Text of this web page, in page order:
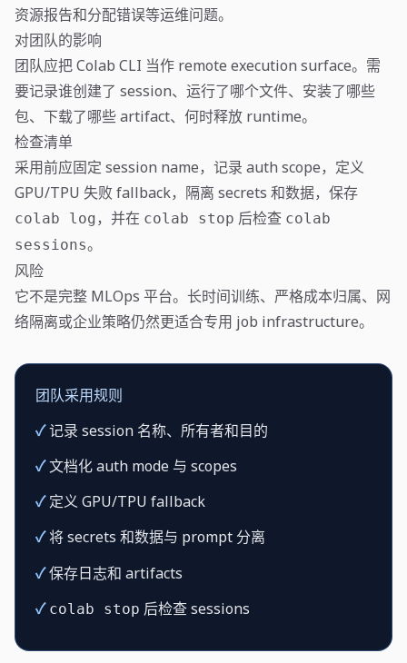
资源报告和分配错误等运维问题。
对团队的影响
团队应把 Colab CLI 当作 remote execution surface。需
要记录谁创建了 session、运行了哪个文件、安装了哪些
包、下载了哪些 artifact、何时释放 runtime。
检查清单
采用前应固定 session name，记录 auth scope，定义
GPU/TPU 失败 fallback，隔离 secrets 和数据，保存
colab log，并在 colab stop 后检查 colab
sessions。
风险
它不是完整 MLOps 平台。长时间训练、严格成本归属、网
络隔离或企业策略仍然更适合专用 job infrastructure。
团队采用规则
✓记录 session 名称、所有者和目的
✓文档化 auth mode 与 scopes
✓定义 GPU/TPU fallback
✓将 secrets 和数据与 prompt 分离
✓保存日志和 artifacts
✓ colab stop 后检查 sessions